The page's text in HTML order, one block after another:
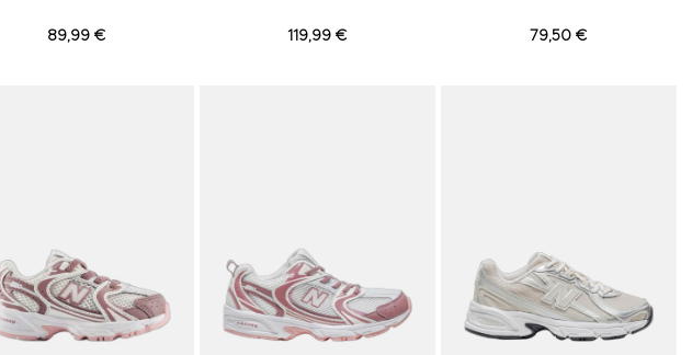
89,99 € 119,99 € 79,50 €